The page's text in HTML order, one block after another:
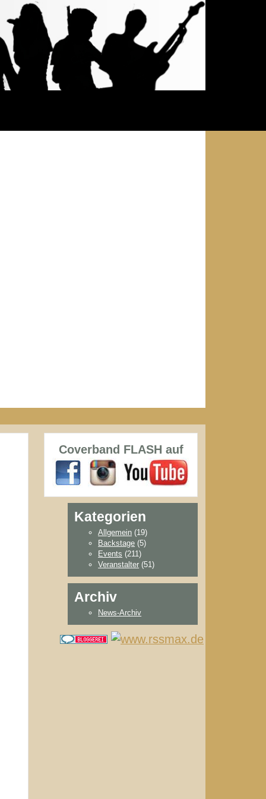
Coverband FLASH auf
Kategorien
Allgemein (19)
Backstage (5)
Events (211)
Veranstalter (51)
Archiv
News-Archiv